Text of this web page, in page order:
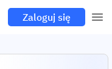
Zaloguj się